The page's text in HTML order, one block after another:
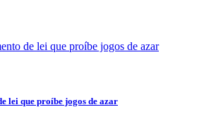
lei que proíbe jogos de azar